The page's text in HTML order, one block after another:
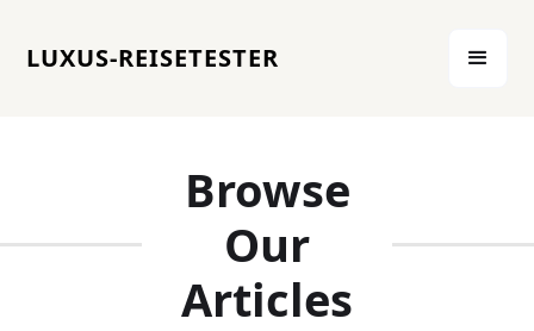
LUXUS-REISETESTER
Browse
Our
Articles